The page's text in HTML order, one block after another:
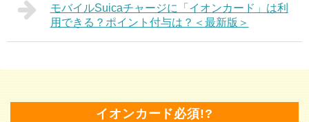
モバイルSuicaチャージに「イオンカード」は利
用できる？ポイント付与は？＜最新版＞
イオンカード必須!?